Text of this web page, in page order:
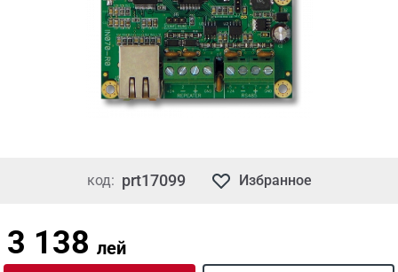
код: prt17099 Избранное
3 138 лей